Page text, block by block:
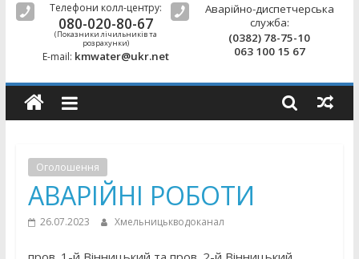
Телефони колл-центру:
080-020-80-67
(Показники лічильників та
розрахунки)
E-mail: kmwater@ukr.net
Аварійно-диспетчерська
служба:
(0382) 78-75-10
063 100 15 67
Оголошення
АВАРІЙНІ РОБОТИ
26.07.2023 Хмельницькводоканал